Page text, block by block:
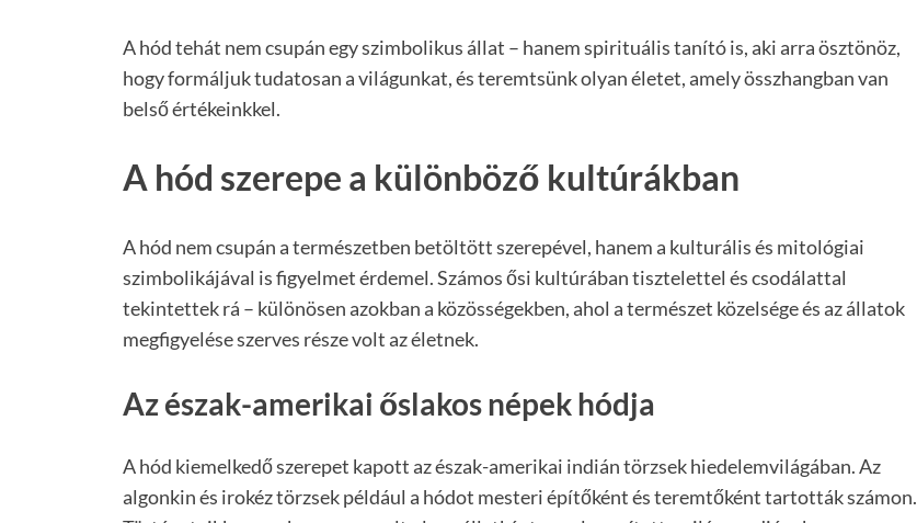
A hód tehát nem csupán egy szimbolikus állat – hanem spirituális tanító is, aki arra ösztönöz,
hogy formáljuk tudatosan a világunkat, és teremtsünk olyan életet, amely összhangban van
belső értékeinkkel.
A hód szerepe a különböző kultúrákban
A hód nem csupán a természetben betöltött szerepével, hanem a kulturális és mitológiai
szimbolikájával is figyelmet érdemel. Számos ősi kultúrában tisztelettel és csodálattal
tekintettek rá – különösen azokban a közösségekben, ahol a természet közelsége és az állatok
megfigyelése szerves része volt az életnek.
Az észak-amerikai őslakos népek hódja
A hód kiemelkedő szerepet kapott az észak-amerikai indián törzsek hiedelemvilágában. Az
algonkin és irokéz törzsek például a hódot mesteri építőként és teremtőként tartották számon.